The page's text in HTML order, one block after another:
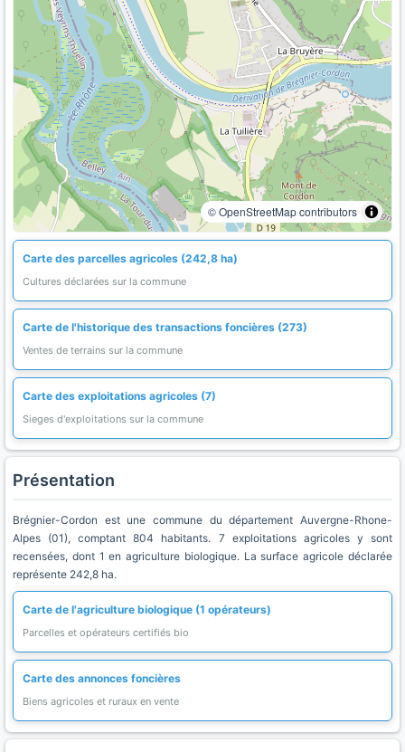
© OpenStreetMap contributors
Carte des parcelles agricoles (242,8 ha)
Cultures déclarées sur la commune
Carte de l'historique des transactions foncières (273)
Ventes de terrains sur la commune
Carte des exploitations agricoles (7)
Sieges d'exploitations sur la commune
Présentation
Brégnier-Cordon est une commune du département Auvergne-Rhone-
Alpes (01), comptant 804 habitants. 7 exploitations agricoles y sont
recensées, dont 1 en agriculture biologique. La surface agricole déclarée
représente 242,8 ha.
Carte de l'agriculture biologique (1 opérateurs)
Parcelles et opérateurs certifiés bio
Carte des annonces foncières
Biens agricoles et ruraux en vente